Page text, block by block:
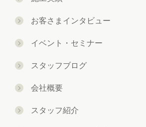
お客さまインタビュー
イベント・セミナー
スタッフブログ
会社概要
スタッフ紹介